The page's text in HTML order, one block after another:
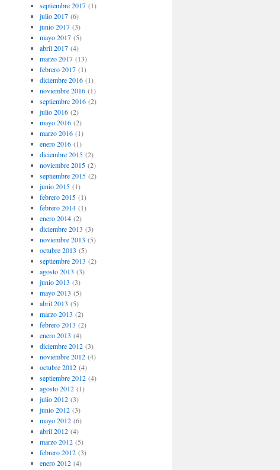
septiembre 2017(1)
julio 2017(6)
junio 2017(3)
mayo 2017(5)
abril 2017(4)
marzo 2017(13)
febrero 2017(1)
diciembre 2016(1)
noviembre 2016(1)
septiembre 2016(2)
julio 2016(2)
mayo 2016(2)
marzo 2016(1)
enero 2016(1)
diciembre 2015(2)
noviembre 2015(2)
septiembre 2015(2)
junio 2015(1)
febrero 2015(1)
febrero 2014(1)
enero 2014(2)
diciembre 2013 (3)
noviembre 2013 (5)
octubre 2013 (5)
septiembre 2013 (2)
agosto 2013 (3)
junio 2013 (3)
mayo 2013 (5)
abril 2013 (5)
marzo 2013 (2)
febrero 2013 (2)
enero 2013 (4)
diciembre 2012(3)
noviembre 2012(4)
octubre 2012(4)
septiembre 2012(4)
agosto 2012(1)
julio 2012(3)
junio 2012(3)
mayo 2012(6)
abril 2012(4)
marzo 2012(5)
febrero 2012(3)
enero 2012(4)